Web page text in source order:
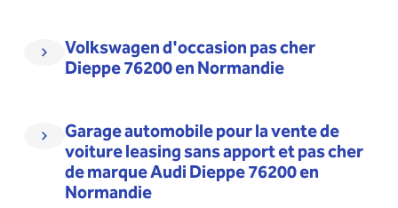
Volkswagen d'occasion pas cher
Dieppe 76200 en Normandie
Garage automobile pour la vente de
voiture leasing sans apport et pas cher
de marque Audi Dieppe 76200 en
Normandie